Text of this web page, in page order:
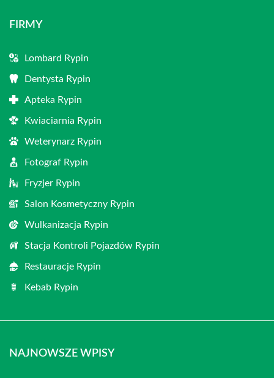
FIRMY
Lombard Rypin
Dentysta Rypin
Apteka Rypin
Kwiaciarnia Rypin
Weterynarz Rypin
Fotograf Rypin
Fryzjer Rypin
Salon Kosmetyczny Rypin
Wulkanizacja Rypin
Stacja Kontroli Pojazdów Rypin
Restauracje Rypin
Kebab Rypin
NAJNOWSZE WPISY